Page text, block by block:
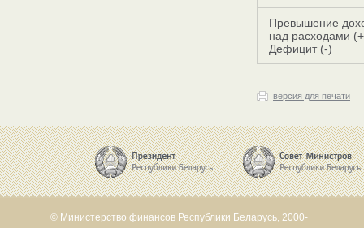
Превышение
над расходами
Дефицит (-)
версия для печати
© Министерство финансов Республики Беларусь, 2000-